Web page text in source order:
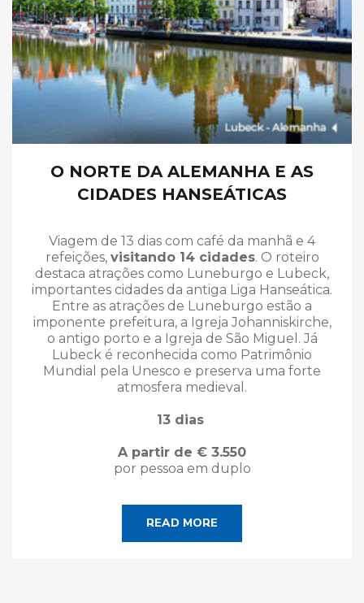
O NORTE DA ALEMANHA E AS
CIDADES HANSEÁTICAS
Viagem de 13 dias com café da manhã e 4
refeições, visitando 14 cidades. O roteiro
destaca atrações como Luneburgo e Lubeck,
importantes cidades da antiga Liga Hanseática.
Entre as atrações de Luneburgo estão a
imponente prefeitura, a Igreja Johanniskirche,
o antigo porto e a Igreja de São Miguel. Já
Lubeck é reconhecida como Patrimônio
Mundial pela Unesco e preserva uma forte
atmosfera medieval.
13 dias
A partir de € 3.550
por pessoa em duplo
READ MORE